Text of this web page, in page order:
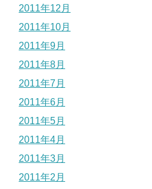
2011年12月
2011年10月
2011年9月
2011年8月
2011年7月
2011年6月
2011年5月
2011年4月
2011年3月
2011年2月